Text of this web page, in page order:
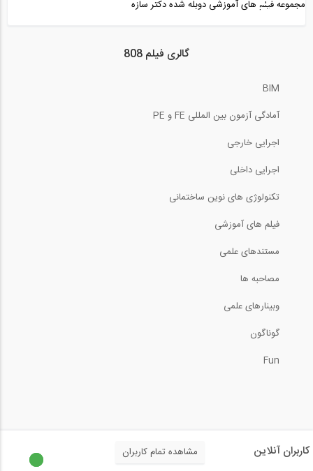
12:17
اعتبارسنجی در نرم افزار Visicon
ارزیابی مشکلات در نرم افزار Visicon
5:57
27:26
تکنیک های کنترل و مدل سازی سیستم تست...
مجموعه فیلم های آموزشی دوبله شده دکتر سازه
گالری فیلم 808
BIM
آمادگی آزمون بین المللی FE و PE
اجرایی خارجی
اجرایی داخلی
تکنولوژی های نوین ساختمانی
فیلم های آموزشی
مستندهای علمی
مصاحبه ها
وبینارهای علمی
گوناگون
Fun
کاربران آنلاین مشاهده تمام کاربران